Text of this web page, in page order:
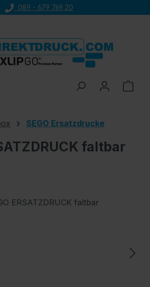
089 - 679 769 20
SEGO Ersatzdrucke
faltbar